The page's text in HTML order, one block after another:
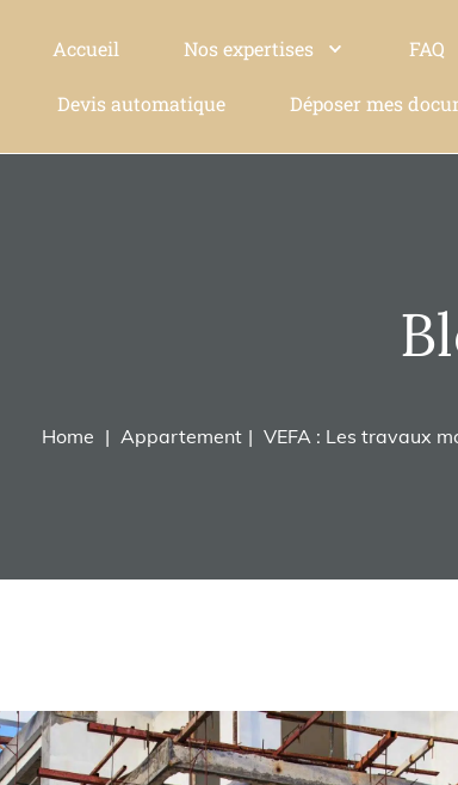
Accueil Nos expertises FAQ
Devis automatique Déposer mes
Home Appartement VEFA : Les travaux